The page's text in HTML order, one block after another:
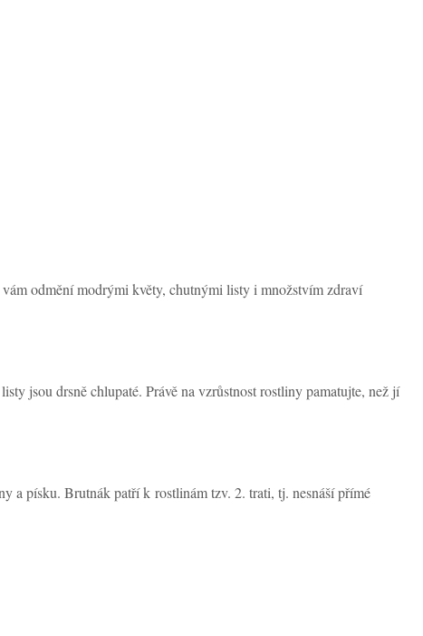
odmění modrými květy, chutnými listy i množstvím zdraví
jsou drsně chlupaté. Právě na vzrůstnost rostliny pamatujte, než jí
a písku. Brutnák patří k rostlinám tzv. 2. trati, tj. nesnáší přímé